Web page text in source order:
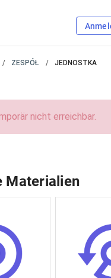
ZESPÓŁ JEDNOSTKA
nicht erreichbar.
Materialien